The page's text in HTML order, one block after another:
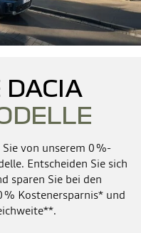
DACIA
von unserem 0 %-
Entscheiden Sie sich
sparen Sie bei den
% Kostenersparnis* und